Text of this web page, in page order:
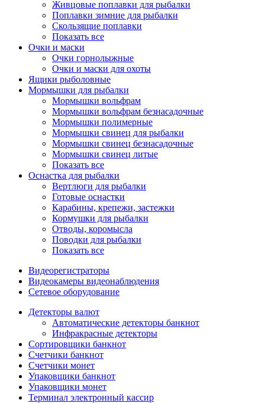
Живцовые поплавки для рыбалки
Поплавки зимние для рыбалки
Скользящие поплавки
Показать все
Очки и маски
Очки горнолыжные
Очки и маски для охоты
Ящики рыболовные
Мормышки для рыбалки
Мормышки вольфрам
Мормышки вольфрам безнасадочные
Мормышки полимерные
Мормышки свинец для рыбалки
Мормышки свинец безнасадочные
Мормышки свинец литые
Показать все
Оснастка для рыбалки
Вертлюги для рыбалки
Готовые оснастки
Карабины, крепежи, застежки
Кормушки для рыбалки
Отводы, коромысла
Поводки для рыбалки
Показать все
Видеорегистраторы
Видеокамеры видеонаблюдения
Сетевое оборудование
Детекторы валют
Автоматические детекторы банкнот
Инфракрасные детекторы
Сортировщики банкнот
Счетчики банкнот
Счетчики монет
Упаковщики банкнот
Упаковщики монет
Терминал электронный кассир